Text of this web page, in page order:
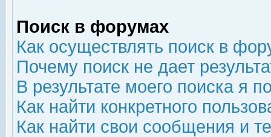
Поиск в форумах
Как осуществлять поиск в
Почему поиск не дает
В результате моего поиска я
Как найти конкретного
Как найти свои сообщения и